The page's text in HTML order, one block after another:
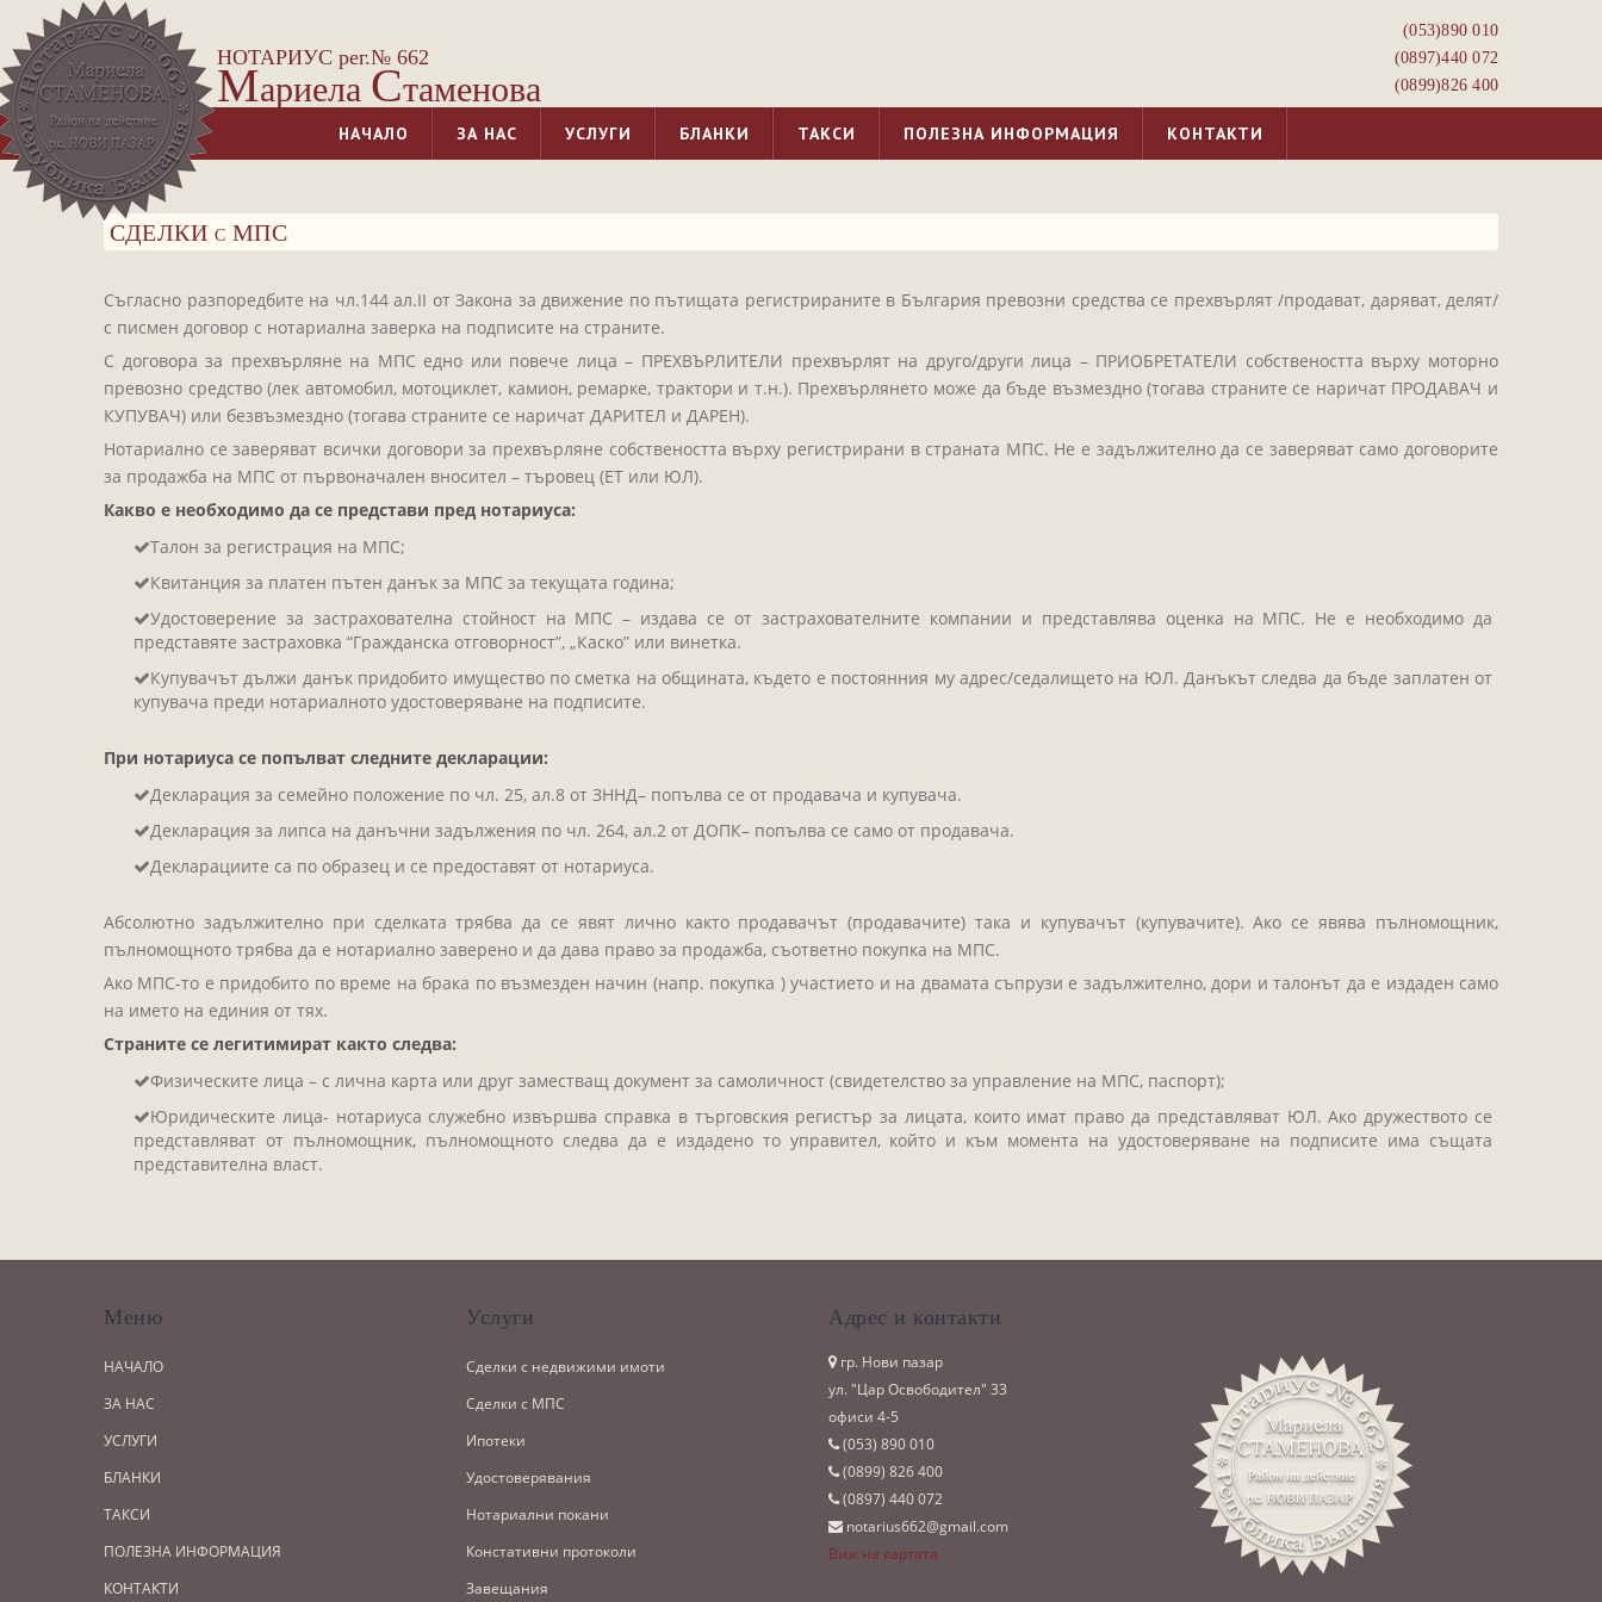
НОТАРИУС рег.№ 662
Мариела Стаменова
(053)­890 010
(0897)­440 072
(0899)­826 400
НАЧАЛО ЗА НАС УСЛУГИ БЛАНКИ ТАКСИ ПОЛЕЗНА ИНФОРМАЦИЯ КОНТАКТИ
СДЕЛКИ с МПС
Съгласно разпоредбите на чл.144 ал.ІІ от Закона за движение по пътищата регистрираните в България превозни средства се прехвърлят /продават, даряват, делят/
с писмен договор с нотариална заверка на подписите на страните.
С договора за прехвърляне на МПС едно или повече лица – ПРЕХВЪРЛИТЕЛИ прехвърлят на друго/други лица – ПРИОБРЕТАТЕЛИ собствеността върху моторно
превозно средство (лек автомобил, мотоциклет, камион, ремарке, трактори и т.н.). Прехвърлянето може да бъде възмездно (тогава страните се наричат ПРОДАВАЧ и
КУПУВАЧ) или безвъзмездно (тогава страните се наричат ДАРИТЕЛ и ДАРЕН).
Нотариално се заверяват всички договори за прехвърляне собствеността върху регистрирани в страната МПС. Не е задължително да се заверяват само договорите
за продажба на МПС от първоначален вносител – търовец (ЕТ или ЮЛ).
Какво е необходимо да се представи пред нотариуса:
Талон за регистрация на МПС;
Квитанция за платен пътен данък за МПС за текущата година;
Удостоверение за застрахователна стойност на МПС – издава се от застрахователните компании и представлява оценка на МПС. Не е необходимо да
представяте застраховка “Гражданска отговорност”, „Каско” или винетка.
Купувачът дължи данък придобито имущество по сметка на общината, където е постоянния му адрес/седалището на ЮЛ. Данъкът следва да бъде заплатен от
купувача преди нотариалното удостоверяване на подписите.
При нотариуса се попълват следните декларации:
Декларация за семейно положение по чл. 25, ал.8 от ЗННД– попълва се от продавача и купувача.
Декларация за липса на данъчни задължения по чл. 264, ал.2 от ДОПК– попълва се само от продавача.
Декларациите са по образец и се предоставят от нотариуса.
Абсолютно задължително при сделката трябва да се явят лично както продавачът (продавачите) така и купувачът (купувачите). Ако се явява пълномощник,
пълномощното трябва да е нотариално заверено и да дава право за продажба, съответно покупка на МПС.
Ако МПС-то е придобито по време на брака по възмезден начин (напр. покупка ) участието и на двамата съпрузи е задължително, дори и талонът да е издаден само
на името на единия от тях.
Страните се легитимират както следва:
Физическите лица – с лична карта или друг заместващ документ за самоличност (свидетелство за управление на МПС, паспорт);
Юридическите лица- нотариуса служебно извършва справка в търговския регистър за лицата, които имат право да представляват ЮЛ. Ако дружеството се
представляват от пълномощник, пълномощното следва да е издадено то управител, който и към момента на удостоверяване на подписите има същата
представителна власт.
Меню
НАЧАЛО
ЗА НАС
УСЛУГИ
БЛАНКИ
ТАКСИ
ПОЛЕЗНА ИНФОРМАЦИЯ
КОНТАКТИ
Услуги
Сделки с недвижими имоти
Сделки с МПС
Ипотеки
Удостоверявания
Нотариални покани
Констативни протоколи
Завещания
Адрес и контакти
гр. Нови пазар
ул. "Цар Освободител" 33
офиси 4-5
(053)­ 890 010
(0899)­ 826 400
(0897)­ 440 072
notarius662@gmail.com
Виж на картата